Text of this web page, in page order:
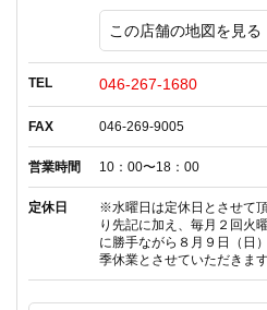
この店舗の地図を見る
TEL 046-267-1680
FAX 046-269-9005
営業時間 10：00〜18：00
定休日
※水曜日は定休日とさせて
り先記に加え、毎月２回火
に勝手ながら８月９日（日
季休業とさせていただきます